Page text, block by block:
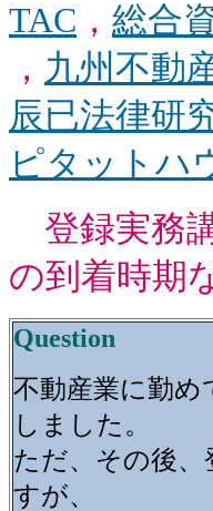
TAC ， 総合
， 九州不動
辰已法律研
ピタットハ
登録実務
の到着時期
Question
不動産業に勤
しました。
ただ、その後
すが、